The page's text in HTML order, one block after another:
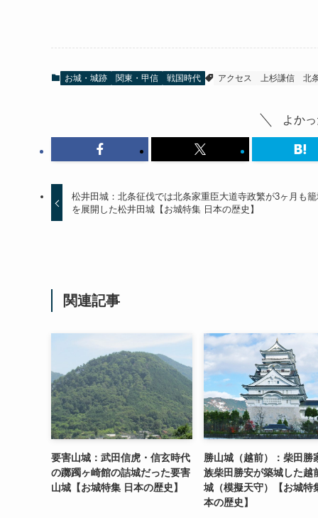
お城・城跡 関東・甲信 戦国時代 アクセス 上杉謙信 北
よか
松井田城：北条征伐では北条家重臣大道寺政繁が3ヶ月も
を展開した松井田城【お城特集 日本の歴史】
関連記事
要害山城：武田信虎・信玄時代
の躑躅ヶ崎館の詰城だった要害
山城【お城特集 日本の歴史】
勝山城（越前）：柴田勝
族柴田勝安が築城した越
城（模擬天守）【お城特
本の歴史】